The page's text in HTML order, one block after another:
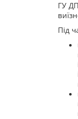
ГУ
Під